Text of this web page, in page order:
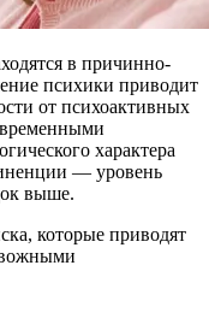
в причинно-
психики приводит
от психоактивных
характера
— уровень
выше.
которые приводят